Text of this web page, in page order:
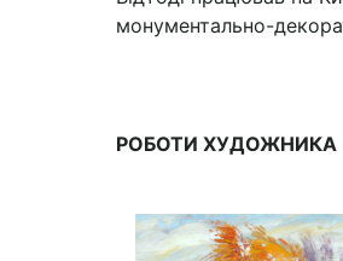
монументально-
РОБОТИ ХУДОЖНИКА